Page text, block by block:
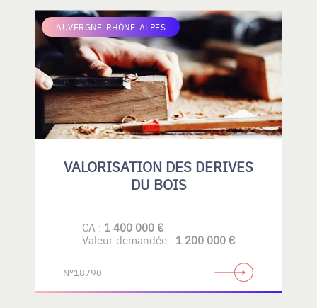
AUVERGNE-RHÔNE-ALPES
VALORISATION DES DERIVES
DU BOIS
CA : 1 400 000 €
Valeur demandée : 1 200 000 €
N°18790